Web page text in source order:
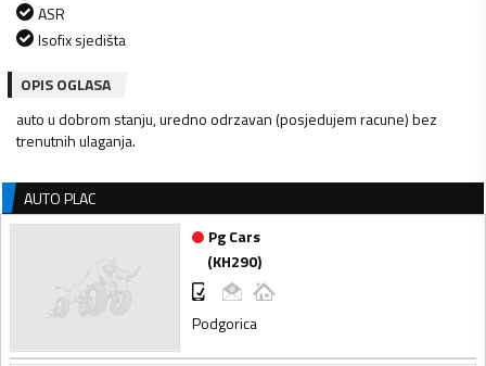
ASR
Isofix sjedišta
OPIS OGLASA
auto u dobrom stanju, uredno odrzavan (posjedujem racune) bez
trenutnih ulaganja.
AUTO PLAC
Pg Cars
(KH290)
Podgorica